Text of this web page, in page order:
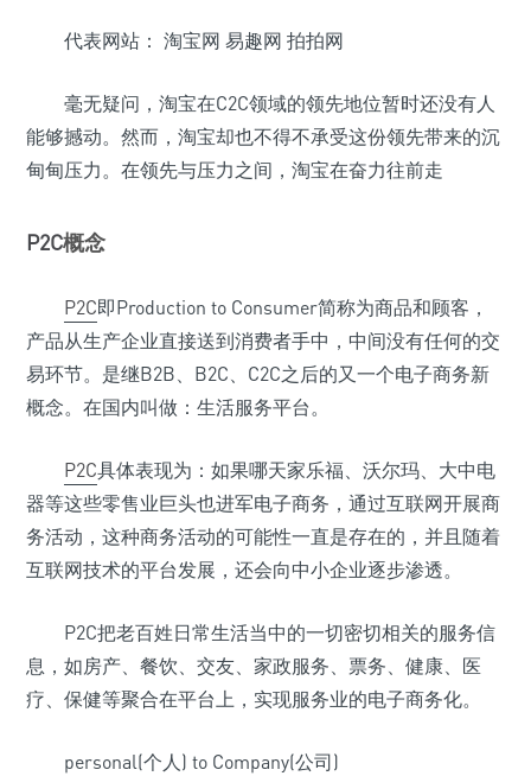
代表网站： 淘宝网 易趣网 拍拍网
毫无疑问，淘宝在C2C领域的领先地位暂时还没有人
能够撼动。然而，淘宝却也不得不承受这份领先带来的沉
甸甸压力。在领先与压力之间，淘宝在奋力往前走
P2C概念
P2C即Production to Consumer简称为商品和顾客，
产品从生产企业直接送到消费者手中，中间没有任何的交
易环节。是继B2B、B2C、C2C之后的又一个电子商务新
概念。在国内叫做：生活服务平台。
P2C具体表现为：如果哪天家乐福、沃尔玛、大中电
器等这些零售业巨头也进军电子商务，通过互联网开展商
务活动，这种商务活动的可能性一直是存在的，并且随着
互联网技术的平台发展，还会向中小企业逐步渗透。
P2C把老百姓日常生活当中的一切密切相关的服务信
息，如房产、餐饮、交友、家政服务、票务、健康、医
疗、保健等聚合在平台上，实现服务业的电子商务化。
personal(个人) to Company(公司)